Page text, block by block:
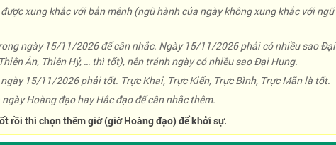
xung khắc với bản mệnh (ngũ hành của ngày không xung khắc với ngũ
ngày 15/11/2026 để cân nhắc. Ngày 15/11/2026 phải có nhiều sao Đại
Ân, Thiên Hỷ, … thì tốt), nên tránh ngày có nhiều sao Đại Hung.
15/11/2026 phải tốt. Trực Khai, Trực Kiến, Trực Bình, Trực Mãn là tốt.
Hoàng đạo hay Hắc đạo để cân nhắc thêm.
rồi thì chọn thêm giờ (giờ Hoàng đạo) để khởi sự.